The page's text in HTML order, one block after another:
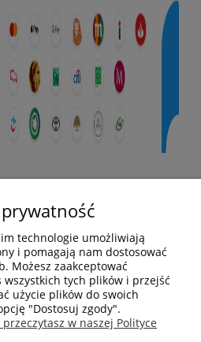
konto
i dostawa
technologie umożliwiają
i pomagają nam dostosować
Możesz zaakceptować
tych plików i przejść
użycie plików do swoich
"Dostosuj zgody".
w naszej Polityce